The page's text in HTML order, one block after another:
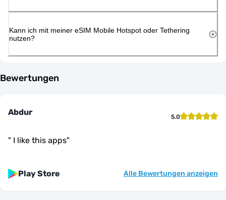
Kann ich mit meiner eSIM Mobile Hotspot oder Tethering
nutzen?
Bewertungen
Abdur 5.0
" I like this apps"
Play Store Alle Bewertungen anzeigen